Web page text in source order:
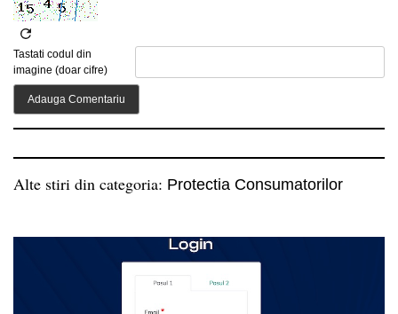
Tastati codul din
imagine (doar cifre)
Alte stiri din categoria: Protectia Consumatorilor